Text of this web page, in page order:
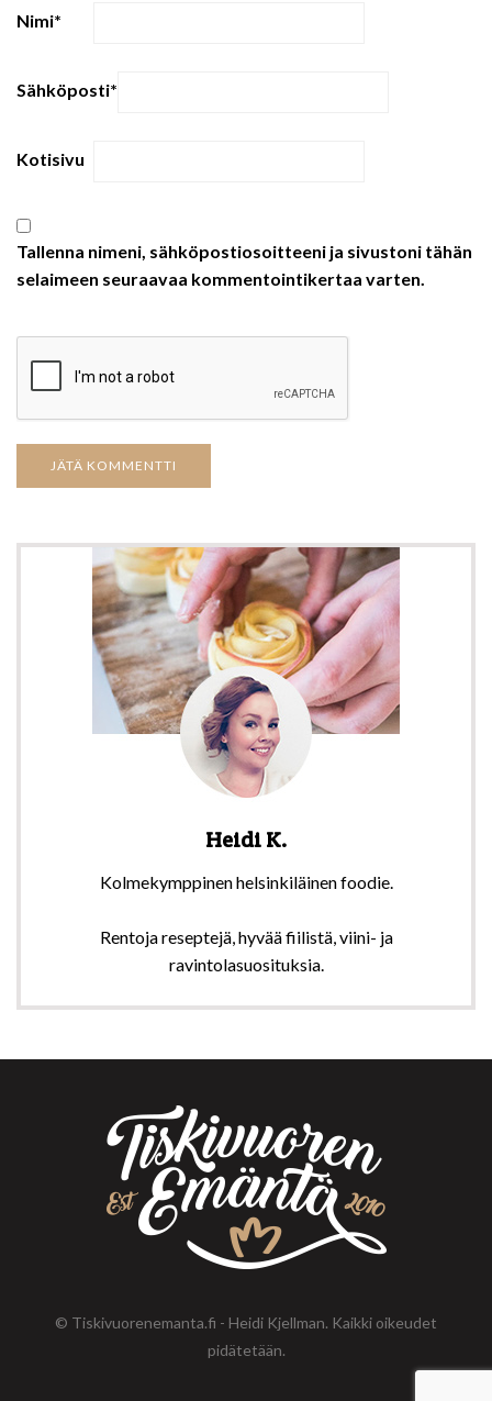
Nimi*
Sähköposti*
Kotisivu
Tallenna nimeni, sähköpostiosoitteeni ja sivustoni tähän
selaimeen seuraavaa kommentointikertaa varten.
Heidi K.
Kolmekymppinen helsinkiläinen foodie.
Rentoja reseptejä, hyvää fiilistä, viini- ja
ravintolasuosituksia.
© Tiskivuorenemanta.fi - Heidi Kjellman. Kaikki oikeudet
pidätetään.